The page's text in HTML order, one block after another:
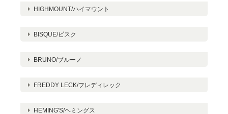
HIGHMOUNT/ハイマウント
BISQUE/ビスク
BRUNO/ブルーノ
FREDDY LECK/フレディレック
HEMING'S/ヘミングス